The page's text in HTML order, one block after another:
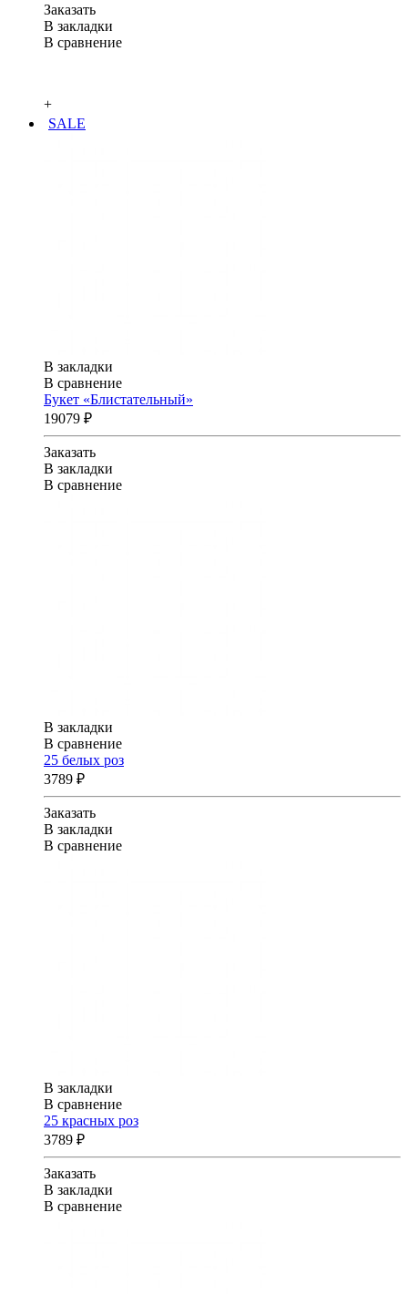
Заказать
В закладки
В сравнение
+
SALE
В закладки
В сравнение
Букет «Блистательный»
19079 ₽
Заказать
В закладки
В сравнение
В закладки
В сравнение
25 белых роз
3789 ₽
Заказать
В закладки
В сравнение
В закладки
В сравнение
25 красных роз
3789 ₽
Заказать
В закладки
В сравнение